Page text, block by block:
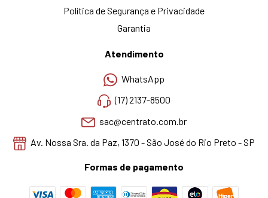
Política de Segurança e Privacidade
Garantia
Atendimento
WhatsApp
(17) 2137-8500
sac@centrato.com.br
Av. Nossa Sra. da Paz, 1370 - São José do Rio Preto - SP
Formas de pagamento